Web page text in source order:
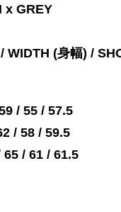
x GREY
WIDTH (身幅) /
/ 55 / 57.5
/ 58 / 59.5
65 / 61 / 61.5